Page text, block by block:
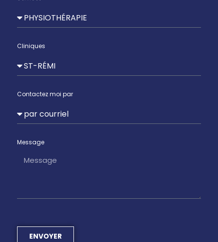
Cliniques
Contactez moi par
Message
ENVOYER